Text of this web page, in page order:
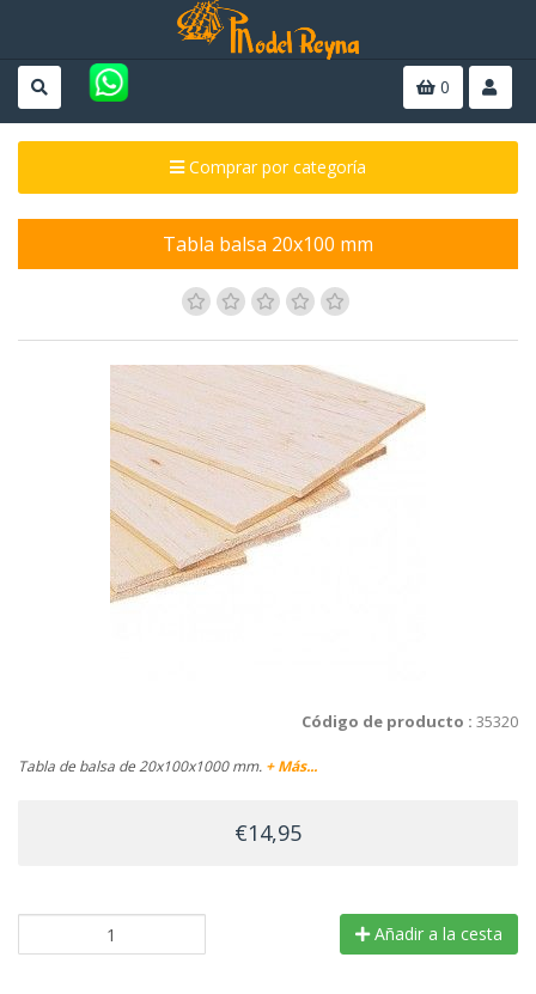
0
Comprar por categoría
Tabla balsa 20x100 mm
Código de producto : 35320
Tabla de balsa de 20x100x1000 mm. + Más...
€14,95
Añadir a la cesta